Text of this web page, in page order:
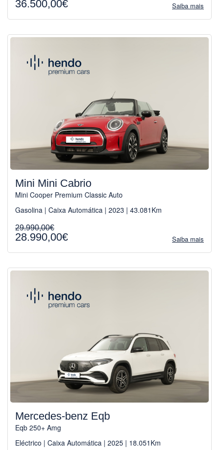
36.500,00€ Saiba mais
Mini Mini Cabrio
Mini Cooper Premium Classic Auto
Gasolina | Caixa Automática | 2023 | 43.081Km
29.990,00€
28.990,00€ Saiba mais
Mercedes-benz Eqb
Eqb 250+ Amg
Eléctrico | Caixa Automática | 2025 | 18.051Km